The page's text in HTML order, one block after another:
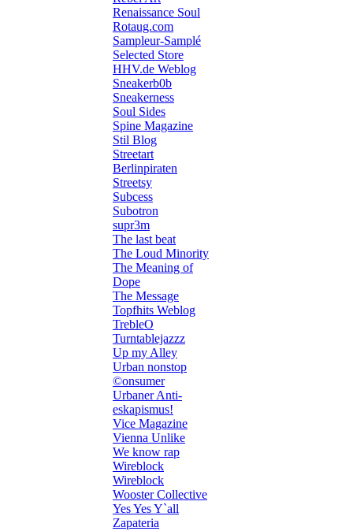
Renaissance Soul
Rotaug.com
Sampleur-Samplé
Selected Store
HHV.de Weblog
Sneakerb0b
Sneakerness
Soul Sides
Spine Magazine
Stil Blog
Streetart
Berlinpiraten
Streetsy
Subcess
Subotron
supr3m
The last beat
The Loud Minority
The Meaning of
Dope
The Message
Topfhits Weblog
TrebleO
Turntablejazzz
Up my Alley
Urban nonstop
©onsumer
Urbaner Anti-
eskapismus!
Vice Magazine
Vienna Unlike
We know rap
Wireblock
Wireblock
Wooster Collective
Yes Yes Y`all
Zapateria